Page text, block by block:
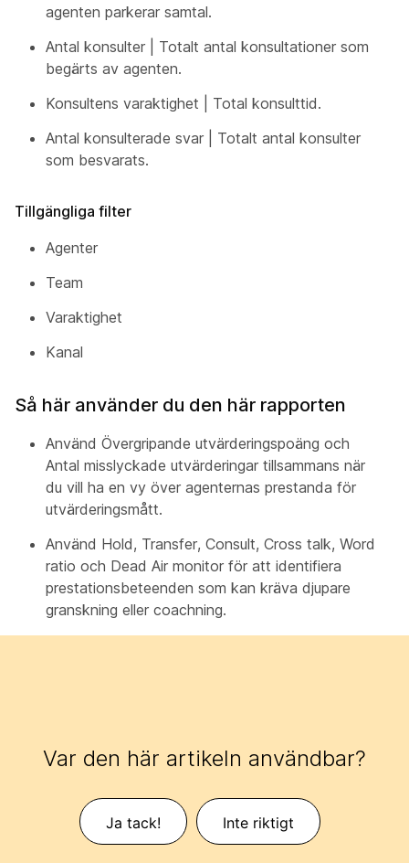
agenten parkerar samtal.
Antal konsulter | Totalt antal konsultationer som
begärts av agenten.
Konsultens varaktighet | Total konsulttid.
Antal konsulterade svar | Totalt antal konsulter
som besvarats.
Tillgängliga filter
Agenter
Team
Varaktighet
Kanal
Så här använder du den här rapporten
Använd Övergripande utvärderingspoäng och
Antal misslyckade utvärderingar tillsammans när
du vill ha en vy över agenternas prestanda för
utvärderingsmått.
Använd Hold, Transfer, Consult, Cross talk, Word
ratio och Dead Air monitor för att identifiera
prestationsbeteenden som kan kräva djupare
granskning eller coachning.
Var den här artikeln användbar?
Ja tack! Inte riktigt